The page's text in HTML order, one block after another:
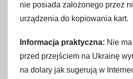
nie posiada założonego przez
urządzenia do kopiowania kart.
Informacja praktyczna: Nie
przed przejściem na Ukrainę
na dolary jak sugerują w